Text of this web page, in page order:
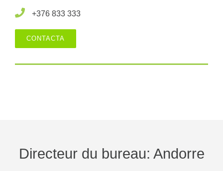
+376 833 333
CONTACTA
Directeur du bureau: Andorre